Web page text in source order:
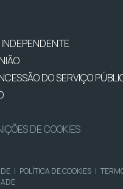
DO SERVIÇO
DE COOKIES
| POLÍTICA DE COOKIES |